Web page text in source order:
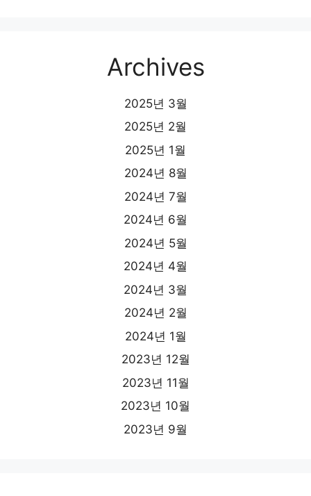
Archives
2025년 3월
2025년 2월
2025년 1월
2024년 8월
2024년 7월
2024년 6월
2024년 5월
2024년 4월
2024년 3월
2024년 2월
2024년 1월
2023년 12월
2023년 11월
2023년 10월
2023년 9월